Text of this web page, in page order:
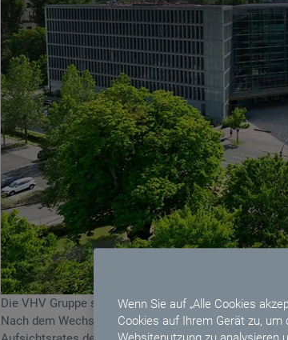
Die VHV Gruppe schließt die vor mehr als zwei
Nach dem Wechsel im Vorsitz des Vorstandes im
Wenn Sie auf „Alle Cookies
Cookies auf Ihrem Gerät zu,